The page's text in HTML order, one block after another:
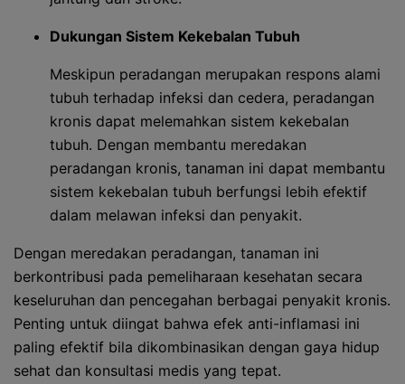
Dukungan Sistem Kekebalan Tubuh
Meskipun peradangan merupakan respons alami
tubuh terhadap infeksi dan cedera, peradangan
kronis dapat melemahkan sistem kekebalan
tubuh. Dengan membantu meredakan
peradangan kronis, tanaman ini dapat membantu
sistem kekebalan tubuh berfungsi lebih efektif
dalam melawan infeksi dan penyakit.
Dengan meredakan peradangan, tanaman ini
berkontribusi pada pemeliharaan kesehatan secara
keseluruhan dan pencegahan berbagai penyakit kronis.
Penting untuk diingat bahwa efek anti-inflamasi ini
paling efektif bila dikombinasikan dengan gaya hidup
sehat dan konsultasi medis yang tepat.